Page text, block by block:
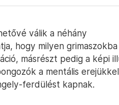
válik a néhány
hogy milyen
másrészt pedig a képi
a mentális
ferdülést kapnak.